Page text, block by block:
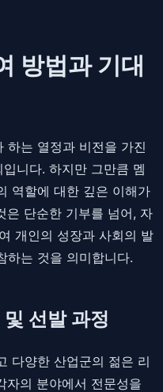
방법과 기대
하는 열정과 비전을 가진
니다. 하지만 그만큼 멤
역할에 대한 깊은 이해가
은 단순한 기부를 넘어, 자
개인의 성장과 사회의 발
하는 것을 의미합니다.
선발 과정
다양한 산업군의 젊은 리
자의 분야에서 전문성을